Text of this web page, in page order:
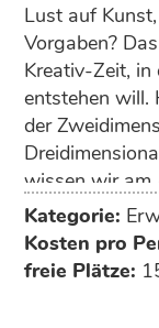
Lust auf
Vorgaben?
Kreativ-Zeit, in
entstehen will.
der
wissen wir am
nicht, wonach
musst du dich
den Raum,
Kategorie:
Kosten pro
freie Plätze: